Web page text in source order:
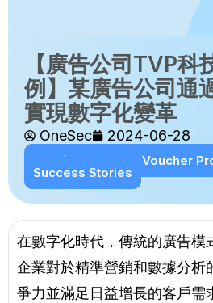
【廣告公司TVP科
例】某廣告公司通
實現數字化變革
OneSec 2024-06-28
TVP (Technology Voucher
Success Stories
在數字化時代，傳統的廣告模
企業對於精準營銷和數據分析
爭力並滿足日益增長的客戶需